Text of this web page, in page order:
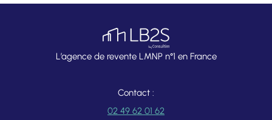
L’agence de revente LMNP n°1 en France
Contact :
02 49 62 01 62